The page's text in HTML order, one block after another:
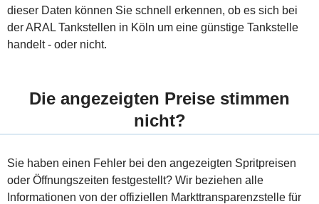
dieser Daten können Sie schnell erkennen, ob es sich bei
der ARAL Tankstellen in Köln um eine günstige Tankstelle
handelt - oder nicht.
Die angezeigten Preise stimmen
nicht?
Sie haben einen Fehler bei den angezeigten Spritpreisen
oder Öffnungszeiten festgestellt? Wir beziehen alle
Informationen von der offiziellen Markttransparenzstelle für